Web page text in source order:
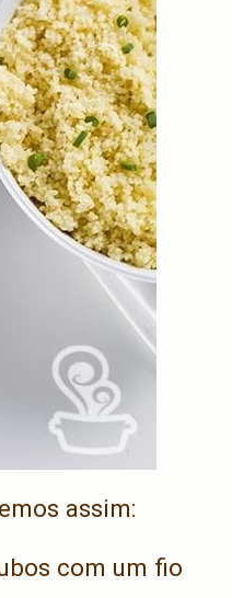
assim:
com um fio